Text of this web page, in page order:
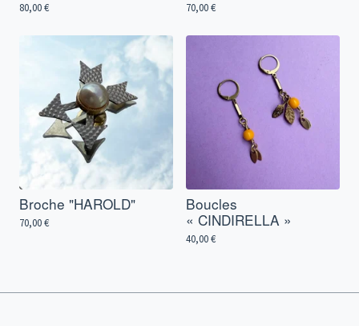
80,00€ 70,00€
Broche "HAROLD"
70,00€
Boucles
« CINDIRELLA »
40,00€